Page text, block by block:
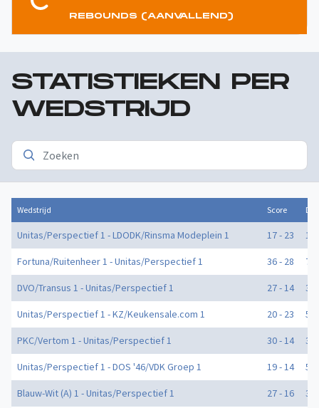
REBOUNDS (AANVALLEND)
STATISTIEKEN PER
WEDSTRIJD
Wedstrijd Score
Unitas/Perspectief 1 - LDODK/Rinsma Modeplein 1 17 - 23 1
Fortuna/Ruitenheer 1 - Unitas/Perspectief 1 36 - 28 7
DVO/Transus 1 - Unitas/Perspectief 1 27 - 14 3
Unitas/Perspectief 1 - KZ/Keukensale.com 1 20 - 23 5
PKC/Vertom 1 - Unitas/Perspectief 1 30 - 14 3
Unitas/Perspectief 1 - DOS '46/VDK Groep 1 19 - 14 5
Blauw-Wit (A) 1 - Unitas/Perspectief 1 27 - 16 3